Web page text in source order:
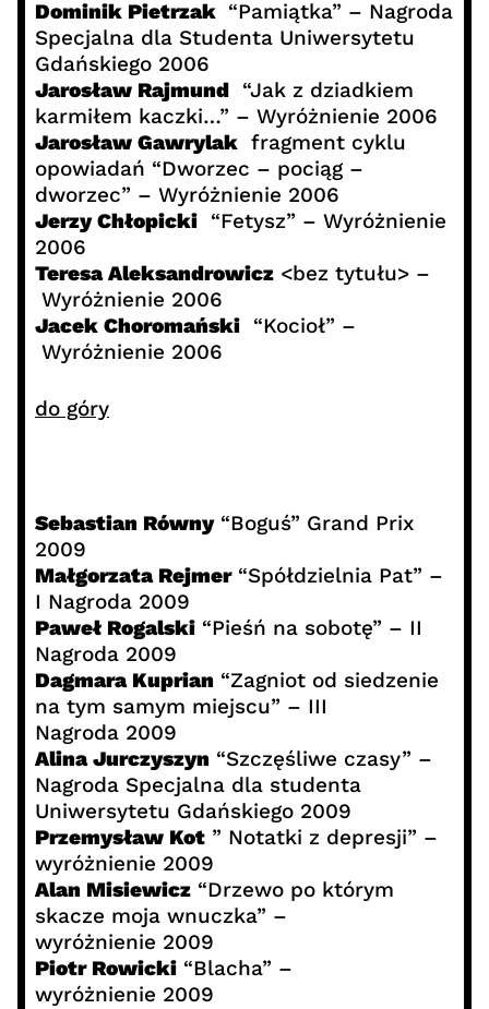
Dominik Pietrzak “Pamiątka” – Nagroda
Specjalna dla Studenta Uniwersytetu
Gdańskiego 2006
Jarosław Rajmund“Jak z dziadkiem
karmiłem kaczki…” – Wyróżnienie 2006
Jarosław Gawrylakfragment cyklu
opowiadań “Dworzec – pociąg –
dworzec” – Wyróżnienie 2006
Jerzy Chłopicki“Fetysz” – Wyróżnienie
2006
Teresa Aleksandrowicz<bez tytułu> –
Wyróżnienie 2006
Jacek Choromański“Kocioł” –
Wyróżnienie 2006
do góry
Sebastian Równy“Boguś” Grand Prix
2009
Małgorzata Rejmer“Spółdzielnia Pat” –
I Nagroda 2009
Paweł Rogalski“Pieśń na sobotę” – II
Nagroda 2009
Dagmara Kuprian “Zagniot od siedzenie
na tym samym miejscu” – III
Nagroda 2009
Alina Jurczyszyn “Szczęśliwe czasy” –
Nagroda Specjalna dla studenta
Uniwersytetu Gdańskiego 2009
Przemysław Kot” Notatki z depresji” –
wyróżnienie 2009
Alan Misiewicz“Drzewo po którym
skacze moja wnuczka” –
wyróżnienie 2009
Piotr Rowicki“Blacha” –
wyróżnienie 2009